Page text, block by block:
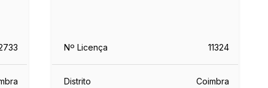
Nº Licença 11324
Distrito Coimbra